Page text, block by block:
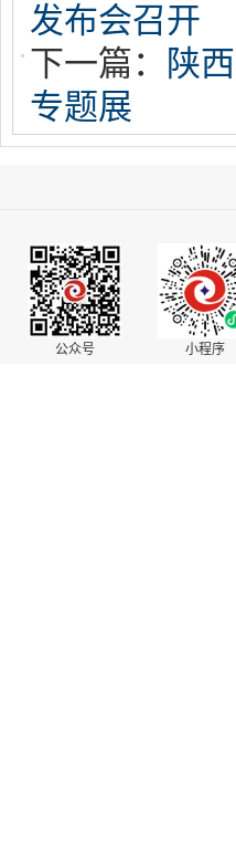
发布会召开
下一篇：
陕
专题展
公众号 小程序